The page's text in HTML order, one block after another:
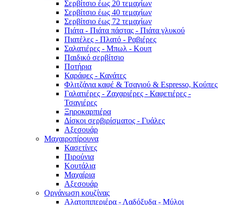
Σερβίτσιο έως 20 τεμαχίων
Σερβίτσιο έως 40 τεμαχίων
Σερβίτσιο έως 72 τεμαχίων
Πιάτα - Πιάτα πάστας - Πιάτα γλυκού
Πιατέλες - Πλατό - Ραβιέρες
Σαλατιέρες - Μπωλ - Κουπ
Παιδικό σερβίτσιο
Ποτήρια
Καράφες - Κανάτες
Φλιτζάνια καφέ & Τσαγιού & Espresso, Κούπες
Γαλατιέρες - Ζαχαριέρες - Καφετιέρες -
Τσαγιέρες
Ξηροκαρπιέρα
Δίσκοι σερβιρίσματος - Γυάλες
Αξεσουάρ
Μαχαιροπίρουνα
Κασετίνες
Πιρούνια
Κουτάλια
Μαχαίρια
Αξεσουάρ
Οργάνωση κουζίνας
Αλατοπιπεριέρα - Λαδόξυδα - Μύλοι